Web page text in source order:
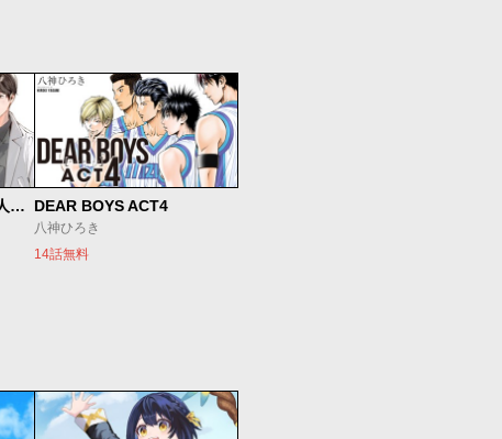
SとX セラピスト霜鳥壱人の診察室 DEAR BOYS ACT4
八神ひろき
14話無料